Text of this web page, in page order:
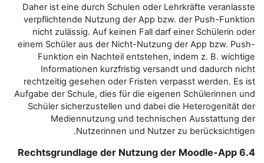
Daher ist eine durch Schulen
verpflichtende Nutzung der
nicht zulässig. Auf keinen
einem Schüler aus der Nicht-
Funktion ein Nachteil
Informationen kurzfristig
rechtzeitig gesehen oder
Aufgabe der Schule, dies für die
Schüler sicherzustellen und
Mediennutzung und
Nutzerinnen und